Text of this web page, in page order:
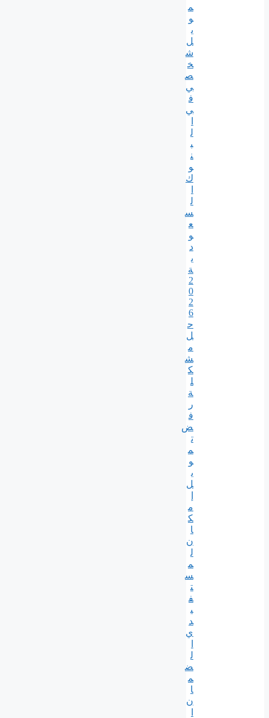
م
و
ي
ل
ش
خ
ص
ي
ف
ي
ل
ب
ن
و
ك
ل
س
ع
و
د
ي
ة
2
0
2
6
ح
ل
م
ش
ك
ل
ة
ر
ف
ض
ت
م
و
ي
ل
م
ك
ا
ن
ل
م
س
ت
ف
ي
د
ي
ل
ض
م
ا
ن